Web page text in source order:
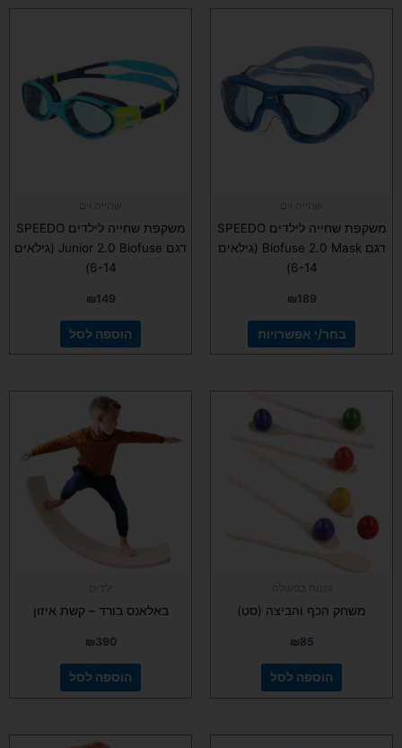
משקפת שחייה לילדים SPEEDO
דגם Biofuse 2.0 Mask (גילאים
6-14)
₪189
בחר/י אפשרויות
יש
סוגים.
ניתן
לבחור
משקפת שחייה לילדים SPEEDO
דגם Junior 2.0 Biofuse (גילאים
6-14)
₪149
הוספה לסל
משחק הכף והביצה (סט)
₪85
הוספה לסל
באלאנס בורד – קשת איזון
₪390
הוספה לסל